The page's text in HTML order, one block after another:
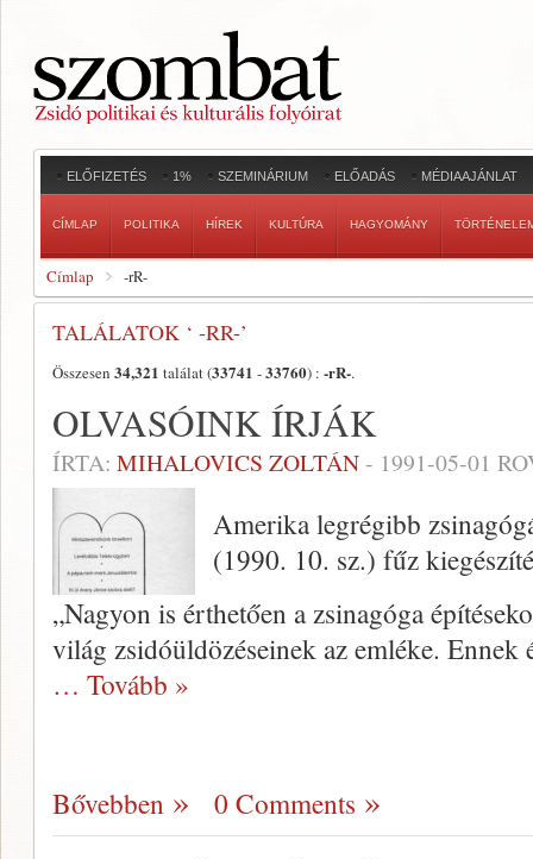
ELŐFIZETÉS 1% SZEMINÁRIUM ELŐADÁS MÉDIAAJÁNLAT
CÍMLAP POLITIKA HÍREK KULTÚRA HAGYOMÁNY
Címlap -rR-
TALÁLATOK ‘ -RR-’
Összesen 34,321 találat (33741 -33760) : -rR-.
OLVASÓINK ÍRJÁK
ÍRTA: MIHALOVICS ZOLTÁN- 1991-05-01
Amerika legrégibb
(1990. 10. sz.) fűz
„Nagyon is érthetően a zsina­góga
világ zsidóüldözé­seinek az emléke. Ennek
… Tovább »
Bővebben 0 Comments